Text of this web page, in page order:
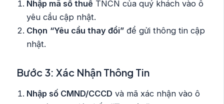
Nhập mã số thuế TNCN của quý khách vào ô
yêu cầu cập nhật.
Chọn “Yêu cầu thay đổi” để gửi thông tin cập
nhật.
Bước 3: Xác Nhận Thông Tin
Nhập số CMND/CCCD và mã xác nhận vào ô